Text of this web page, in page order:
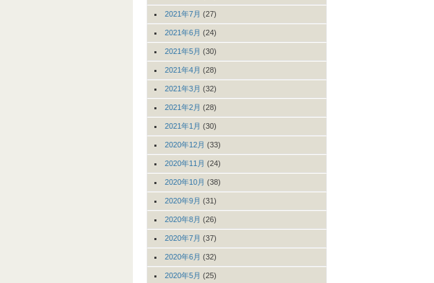
2021年7月 (27)
2021年6月 (24)
2021年5月 (30)
2021年4月 (28)
2021年3月 (32)
2021年2月 (28)
2021年1月 (30)
2020年12月 (33)
2020年11月 (24)
2020年10月 (38)
2020年9月 (31)
2020年8月 (26)
2020年7月 (37)
2020年6月 (32)
2020年5月 (25)